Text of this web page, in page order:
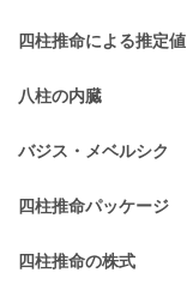
四柱推命による推定値
八柱の内臓
バジス・メベルシク
四柱推命パッケージ
四柱推命の株式